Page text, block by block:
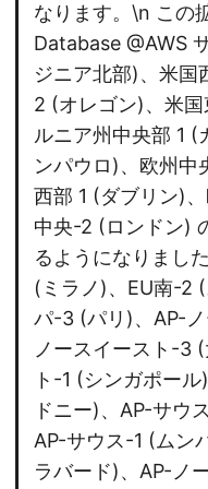
なります。\n この
Database @AWS
ジニア北部)、米国
2 (オレゴン)、米
ルニア州中央部 1
ンパウロ)、欧州中
西部 1 (ダブリン)
中央-2 (ロンドン)
るようになりまし
(ミラノ)、EU南-2
パ-3 (パリ)、AP-
ノースイースト-3
ト-1 (シンガポー
ドニー)、AP-サウ
AP-サウス-1 (ムン
ラバード)、AP-ノ